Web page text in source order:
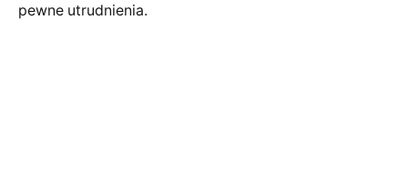
pewne utrudnienia.